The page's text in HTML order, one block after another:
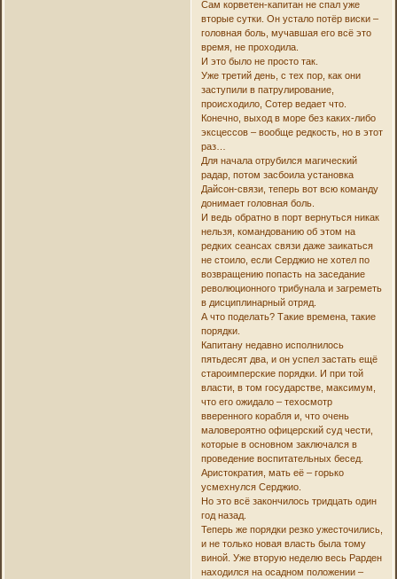
Сам корветен-капитан не спал уже
вторые сутки. Он устало потёр виски –
головная боль, мучавшая его всё это
время, не проходила.
И это было не просто так.
Уже третий день, с тех пор, как они
заступили в патрулирование,
происходило, Сотер ведает что.
Конечно, выход в море без каких-либо
эксцессов – вообще редкость, но в этот
раз…
Для начала отрубился магический
радар, потом засбоила установка
Дайсон-связи, теперь вот всю команду
донимает головная боль.
И ведь обратно в порт вернуться никак
нельзя, командованию об этом на
редких сеансах связи даже заикаться
не стоило, если Серджио не хотел по
возвращению попасть на заседание
революционного трибунала и загреметь
в дисциплинарный отряд.
А что поделать? Такие времена, такие
порядки.
Капитану недавно исполнилось
пятьдесят два, и он успел застать ещё
староимперские порядки. И при той
власти, в том государстве, максимум,
что его ожидало – техосмотр
вверенного корабля и, что очень
маловероятно офицерский суд чести,
которые в основном заключался в
проведение воспитательных бесед.
Аристократия, мать её – горько
усмехнулся Серджио.
Но это всё закончилось тридцать один
год назад.
Теперь же порядки резко ужесточились,
и не только новая власть была тому
виной. Уже вторую неделю весь Рарден
находился на осадном положении –